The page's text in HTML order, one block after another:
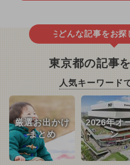
どんな記事をお探
東京都の記事
人気キーワード
厳選お出かけ
まとめ
2026年オ
ン